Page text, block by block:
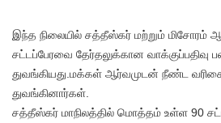
இந்த நிலையில் சத்தீஸ்கர் மற்றும் மிசோரம்
சட்டப்பேரவை தேர்தலுக்கான வாக்குப்பதிவு
துவங்கியது.மக்கள் ஆர்வமுடன் நீண்ட
துவங்கினார்கள்.
சத்தீஸ்கர் மாநிலத்தில் மொத்தம் உள்ள 90